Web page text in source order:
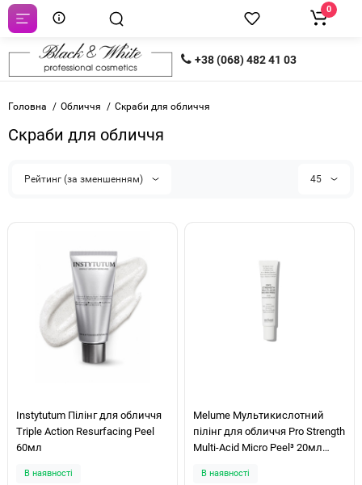
+38 (068) 482 41 03
0
Головна Обличчя Скраби для обличчя
Скраби для обличчя
Рейтинг (за зменшенням) 45
Instytutum Пілінг для обличчя
Triple Action Resurfacing Peel
60мл
В наявності
Melume Мультикислотний
пілінг для обличчя Pro Strength
Multi-Acid Micro Peel³ 20мл
В наявності